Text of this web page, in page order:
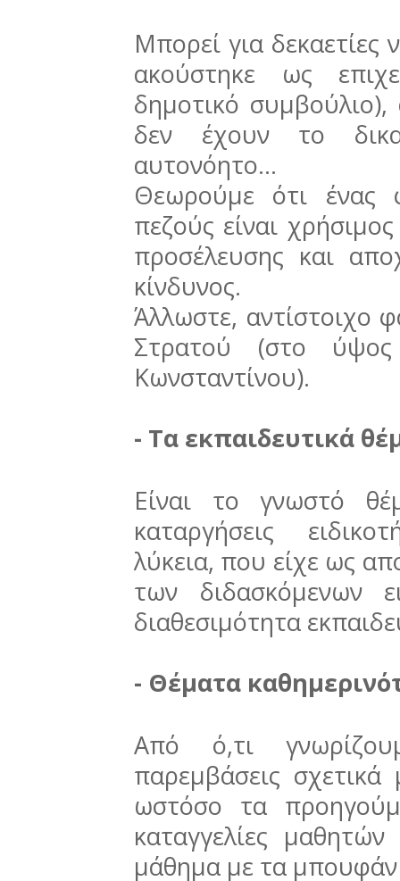
Μπορεί για
ακούστηκε ως
δημοτικό
δεν έχουν το
αυτονόητο...
Θεωρούμε ότι ένας
πεζούς είναι
προσέλευσης και
κίνδυνος.
Άλλωστε, αντίστοιχο
Στρατού (στο
Κωνσταντίνου).
- Τα εκπαιδευτικά
Είναι το γνωστό
καταργήσεις
λύκεια, που είχε ως
των διδασκόμενων
διαθεσιμότητα
- Θέματα
Από ό,τι
παρεμβάσεις
ωστόσο τα
καταγγελίες
μάθημα με τα μπουφάν